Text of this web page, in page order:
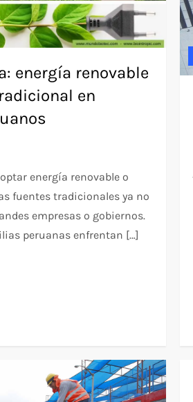
energía renovable
en
energía renovable o
fuentes tradicionales ya no
empresas o gobiernos.
peruanas enfrentan […]